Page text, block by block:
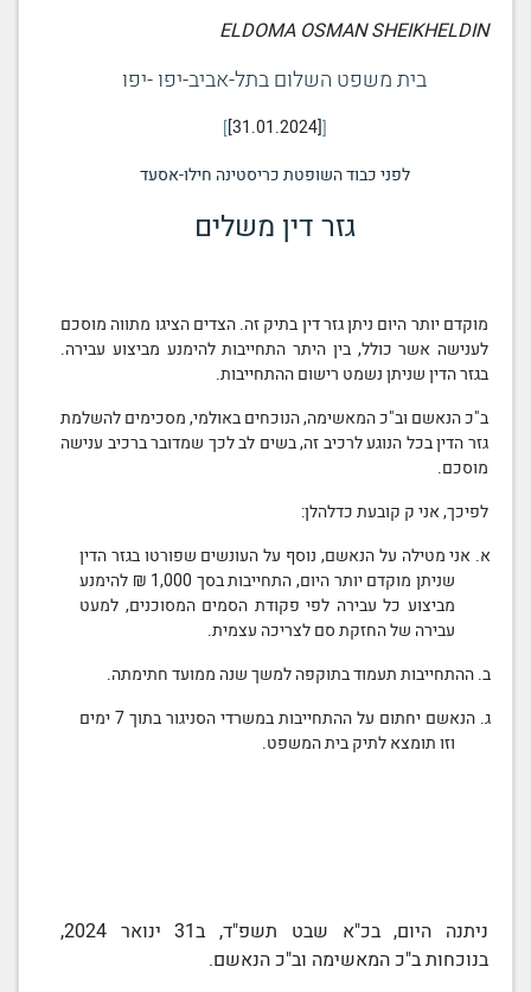
ELDOMA OSMAN SHEIKHELDIN
בית משפט השלום בתל-אביב-יפו -יפו
[31.01.2024]
לפני כבוד השופטת כריסטינה חילו-אסעד
גזר דין משלים
מוקדם יותר היום ניתןגזר דיןבתיק זה. הצדים הציגו מתווה מוסכם
לענישה אשר כולל, בין היתר התחייבות להימנע מביצוע עבירה.
בגזר הדין שניתן נשמט רישום ההתחייבות.
ב"כ הנאשם וב"כ המאשימה, הנוכחים באולמי, מסכימים להשלמת
גזר הדיןבכל הנוגע לרכיב זה, בשים לב לכך שמדובר ברכיב ענישה
מוסכם.
לפיכך, אני ק קובעת כדלהלן:
א. אני מטילה על הנאשם, נוסף על העונשים שפורטו בגזר הדין
שניתן מוקדם יותר היום, התחייבות בסך 1,000 ₪ להימנע
מביצוע כל עבירה לפי פקודת הסמים המסוכנים, למעט
עבירה של החזקת סם לצריכה עצמית.
ב. ההתחייבות תעמוד בתוקפה למשך שנה ממועד חתימתה.
ג. הנאשם יחתום על ההתחייבות במשרדי הסניגור בתוך 7 ימים
וזו תומצא לתיקבית המשפט.
ניתנה היום, בכ"א שבט תשפ"ד, ב31 ינואר 2024,
בנוכחות ב"כ המאשימה וב"כ הנאשם.